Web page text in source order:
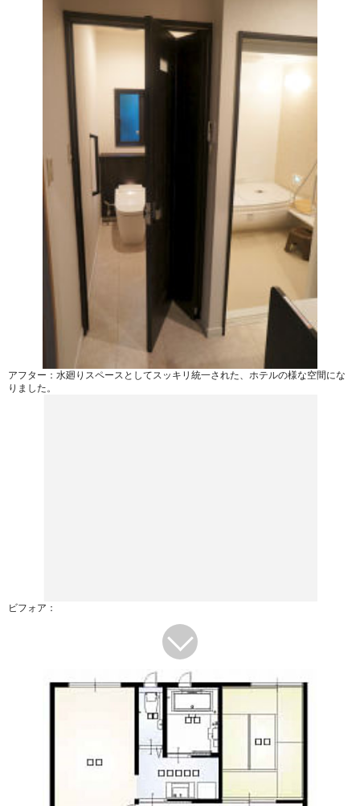
アフター：水廻りスペースとしてスッキリ統一された、ホテルの様な空間にな
りました。
ビフォア：